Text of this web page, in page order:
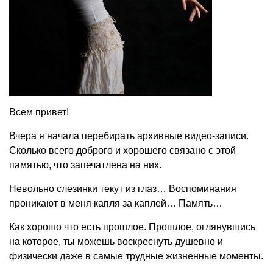
Всем привет!
Вчера я начала перебирать архивные видео-записи.
Сколько всего доброго и хорошего связано с этой
памятью, что запечатлена на них.
Невольно слезинки текут из глаз… Воспоминания
проникают в меня капля за каплей… Память…
Как хорошо что есть прошлое. Прошлое, оглянувшись
на которое, ты можешь воскреснуть душевно и
физически даже в самые трудные жизненные моменты.